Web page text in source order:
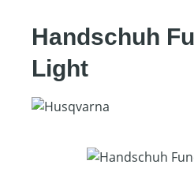
Handschuh
Light
Bildergalerie überspringen